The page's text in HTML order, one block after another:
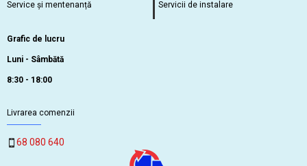
Service și mentenanță Servicii de instalare
Grafic de lucru
Luni - Sâmbătă
8:30 - 18:00
Livrarea comenzii
68 080 640